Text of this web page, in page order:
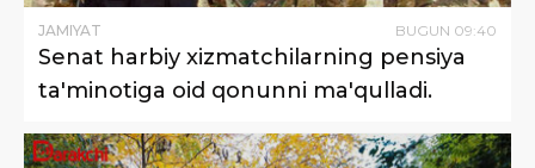
JAMIYAT BUGUN 09:40
Senat harbiy xizmatchilarning pensiya
ta'minotiga oid qonunni ma'qulladi.